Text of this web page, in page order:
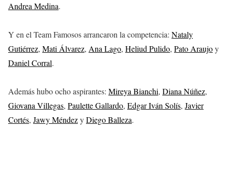
Andrea Medina.
Y en el Team Famosos arrancaron la competencia: Nataly
Gutiérrez, Mati Álvarez, Ana Lago, Heliud Pulido, Pato Araujoy
Daniel Corral.
Además hubo ocho aspirantes: Mireya Bianchi, Diana Núñez,
Giovana Villegas, Paulette Gallardo, Edgar Iván Solís, Javier
Cortés, Jawy MéndezyDiego Balleza.